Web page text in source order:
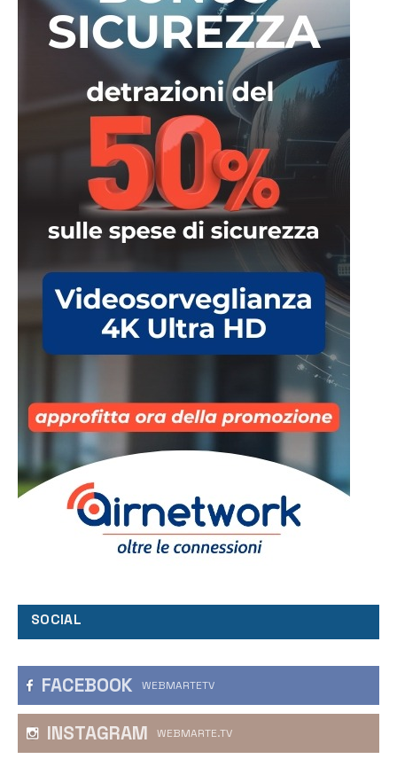
SOCIAL
FACEBOOK WEBMARTETV
INSTAGRAM WEBMARTE.TV